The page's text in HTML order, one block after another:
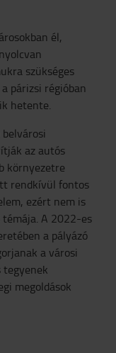
él,
szükséges
párizsi régióban
hetente.
az autós
környezetre
rendkívül fontos
ezért nem is
A 2022-es
a pályázó
a városi
tegyenek
megoldások